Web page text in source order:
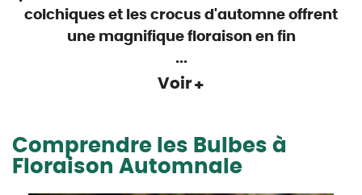
colchiques et les crocus d'automne offrent
une magnifique floraison en fin
...
Voir
Comprendre les Bulbes à
Floraison Automnale